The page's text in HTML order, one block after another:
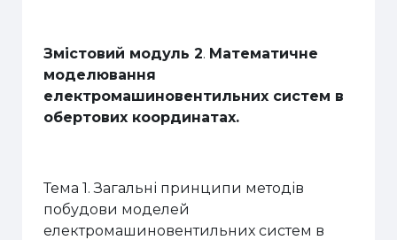
Змістовий модуль 2. Математичне
моделювання
електромашиновентильних систем в
обертових координатах.
Тема 1. Загальні принципи методів
побудови моделей
електромашиновентильних систем в